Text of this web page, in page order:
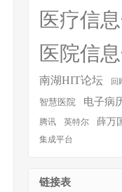
医疗信
医院信
南湖HIT论坛 回
智慧医院 电子病
腾讯
英特尔 薛万
集成平台
链接表